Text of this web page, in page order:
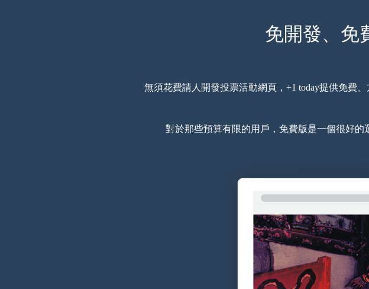
免開發、免
無須花費請人開發投票活動網頁，+1 today提供免費
對於那些預算有限的用戶，免費版是一個很好的